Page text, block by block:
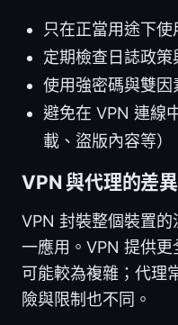
只在正當用途下使
定期檢查日誌政策
使用強密碼與雙因
避免在 VPN 連線
載、盜版內容等）
VPN 與代理的差
VPN 封裝整個裝置
一應用。VPN 提供
可能較為複雜；代理
險與限制也不同。